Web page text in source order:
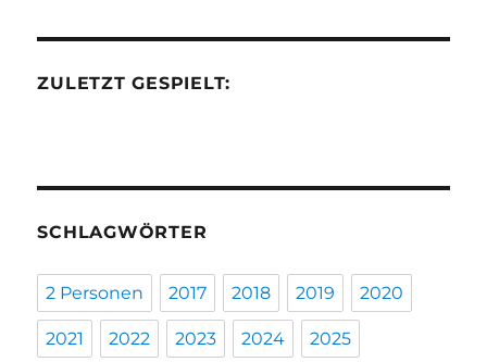
ZULETZT GESPIELT:
SCHLAGWÖRTER
2 Personen 2017 2018 2019 2020
2021 2022 2023 2024 2025